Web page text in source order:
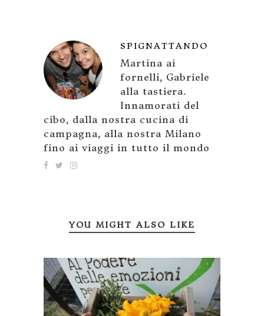
SPIGNATTANDO
Martina ai
fornelli, Gabriele
alla tastiera.
Innamorati del
cibo, dalla nostra cucina di
campagna, alla nostra Milano
fino ai viaggi in tutto il mondo
YOU MIGHT ALSO LIKE